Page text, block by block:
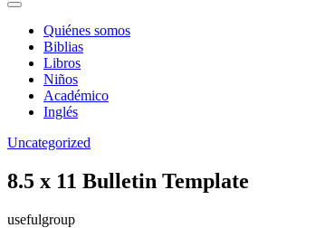
Quiénes somos
Biblias
Libros
Niños
Académico
Inglés
Uncategorized
8.5 x 11 Bulletin Template
usefulgroup